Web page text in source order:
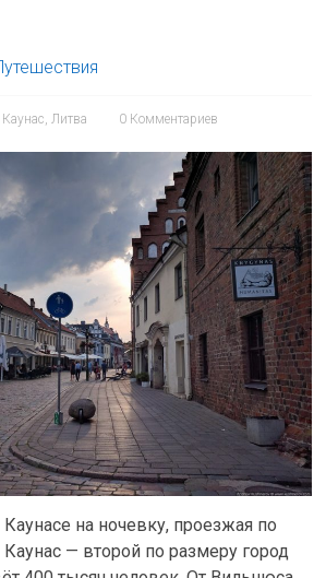
Каунас,Литва 0 Комментариев
на ночевку, проезжая по
— второй по размеру город